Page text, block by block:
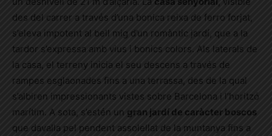
des del carrer a través d’una bonica reixa de ferro forjat,
s’eleva impotent al bell mig d’un romàntic jardí, que a la
tardor s’expressa amb vius i bonics colors. Als laterals de
la casa, el terreny inicia el seu descens a través de
rampes esglaonades fins a una terrassa, des de la qual
s’albiren impressionants vistes sobre Barcelona i l’horitzó
marítim. A sota, s’estén un gran jardí de caràcter boscos
que davalla pel pendent assolellat de la muntanya fins a